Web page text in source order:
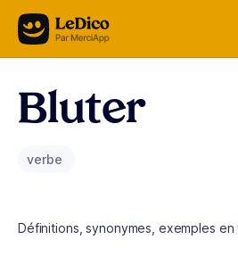
Aller au contenu
Bluter
verbe
Définitions, synonymes, exemples en